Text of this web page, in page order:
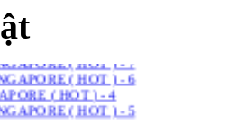
– QUẢNG CHÂU -
( HOT ) - 7
( HOT ) - 6
( HOT ) - 4
( HOT ) - 5